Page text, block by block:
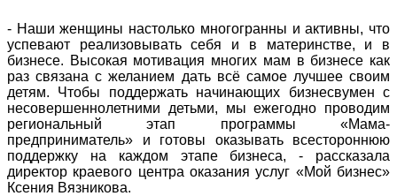
- Наши женщины настолько многогранны и активны, что
успевают реализовывать себя и в материнстве, и в
бизнесе. Высокая мотивация многих мам в бизнесе как
раз связана с желанием дать всё самое лучшее своим
детям. Чтобы поддержать начинающих бизнесвумен с
несовершеннолетними детьми, мы ежегодно проводим
региональный этап программы «Мама-
предприниматель» и готовы оказывать всестороннюю
поддержку на каждом этапе бизнеса, - рассказала
директор краевого центра оказания услуг «Мой бизнес»
Ксения Вязникова.